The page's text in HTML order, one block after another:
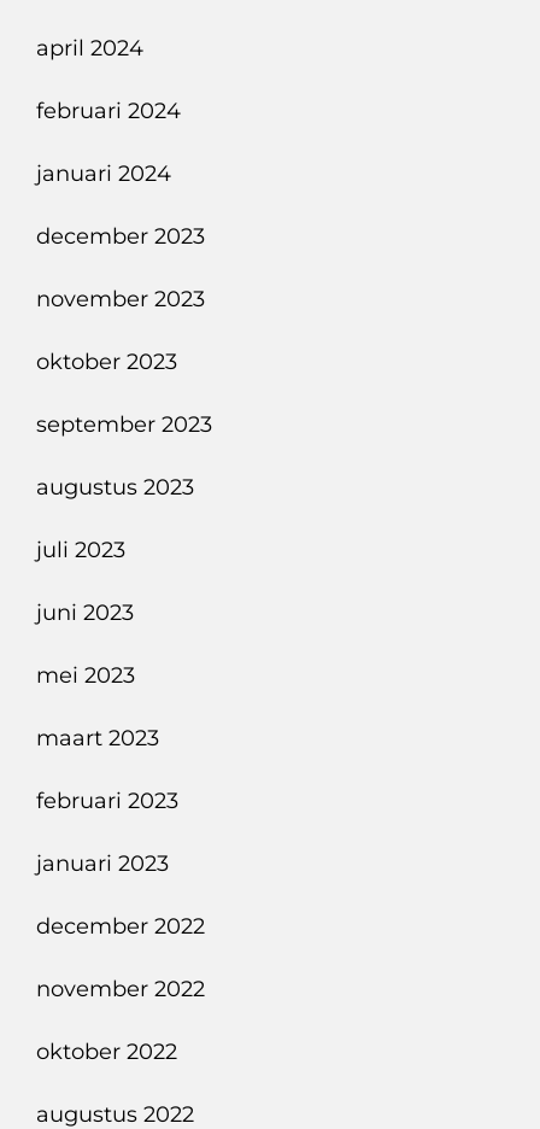
april 2024
februari 2024
januari 2024
december 2023
november 2023
oktober 2023
september 2023
augustus 2023
juli 2023
juni 2023
mei 2023
maart 2023
februari 2023
januari 2023
december 2022
november 2022
oktober 2022
augustus 2022